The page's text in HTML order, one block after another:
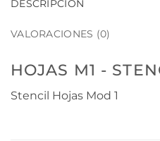
DESCRIPCIÓN
VALORACIONES (0)
HOJAS M1 -
Stencil Hojas Mod 1